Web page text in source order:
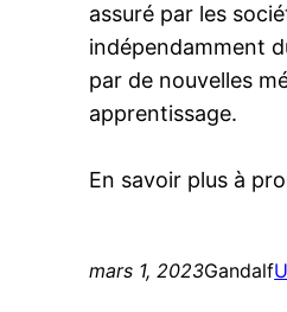
assuré par les
indépendamment
par de nouvelles
apprentissage.
En savoir plus à
mars 1, 2023Gandalf